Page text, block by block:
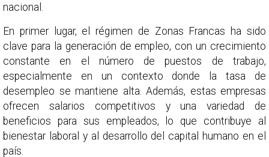
nacional.
En primer lugar, el régimen de Zonas Francas ha sido
clave para la generación de empleo, con un crecimiento
constante en el número de puestos de trabajo,
especialmente en un contexto donde la tasa de
desempleo se mantiene alta. Además, estas empresas
ofrecen salarios competitivos y una variedad de
beneficios para sus empleados, lo que contribuye al
bienestar laboral y al desarrollo del capital humano en el
país.